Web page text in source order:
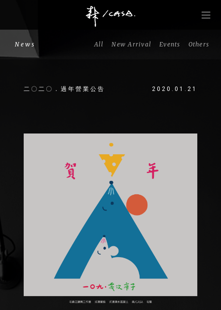
News All New Arrival Events Others
二〇二〇．過年營業公告 2020.01.21